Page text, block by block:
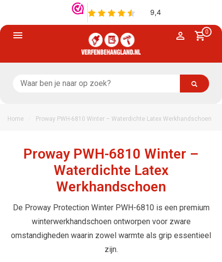
0
Home Proway PWH-6810 Winter – Waterdichte Latex Werkhandschoen
Proway PWH-6810 Winter –
Waterdichte Latex
Werkhandschoen
De Proway Protection Winter PWH-6810 is een premium
winterwerkhandschoen ontworpen voor zware
omstandigheden waarin zowel warmte als grip essentieel
zijn.